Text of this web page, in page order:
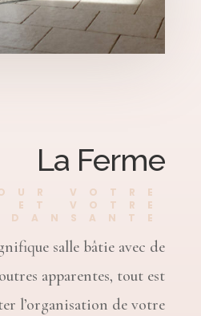
La Ferme
VOTRE
ET VOTRE
salle bâtie avec de
apparentes, tout est
l’organisation de votre